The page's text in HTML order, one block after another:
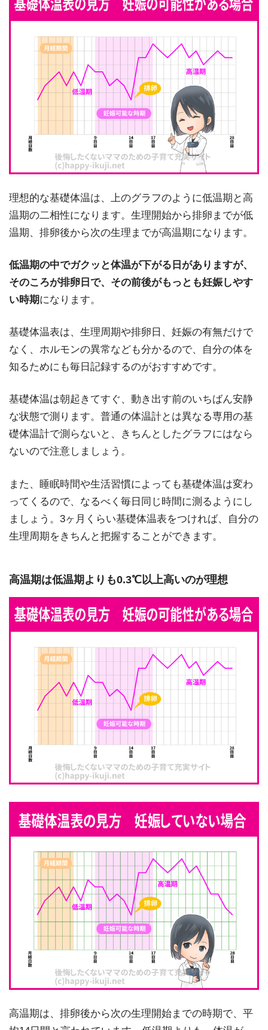
理想的な基礎体温は、上のグラフのように低温期と高
温期の二相性になります。生理開始から排卵までが低
温期、排卵後から次の生理までが高温期になります。
低温期の中でガクッと体温が下がる日がありますが、
そのころが排卵日で、その前後がもっとも妊娠しやす
い時期になります。
基礎体温表は、生理周期や排卵日、妊娠の有無だけで
なく、ホルモンの異常なども分かるので、自分の体を
知るためにも毎日記録するのがおすすめです。
基礎体温は朝起きてすぐ、動き出す前のいちばん安静
な状態で測ります。普通の体温計とは異なる専用の基
礎体温計で測らないと、きちんとしたグラフにはなら
ないので注意しましょう。
また、睡眠時間や生活習慣によっても基礎体温は変わ
ってくるので、なるべく毎日同じ時間に測るようにし
ましょう。3ヶ月くらい基礎体温表をつければ、自分の
生理周期をきちんと把握することができます。
高温期は低温期よりも0.3℃以上高いのが理想
高温期は、排卵後から次の生理開始までの時期で、平